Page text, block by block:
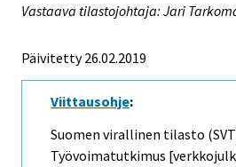
Vastaava tilastojohtaja: Jari
Päivitetty 26.02.2019
Viittausohje:
Suomen virallinen tilasto
Työvoimatutkimus